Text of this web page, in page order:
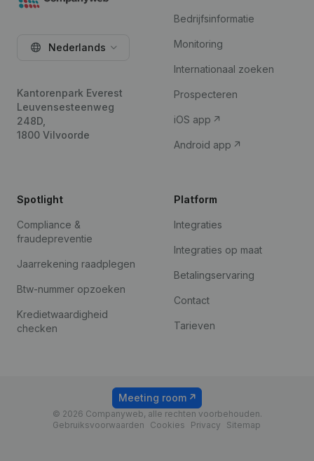
Nederlands
Kantorenpark Everest
Leuvensesteenweg
248D,
1800 Vilvoorde
Bedrijfsinformatie
Monitoring
Internationaal zoeken
Prospecteren
iOS app
Android app
Spotlight
Compliance &
fraudepreventie
Jaarrekening raadplegen
Btw-nummer opzoeken
Kredietwaardigheid
checken
Platform
Integraties
Integraties op maat
Betalingservaring
Contact
Tarieven
© 2026 Companyweb, alle rechten voorbehouden.
Gebruiksvoorwaarden
Cookies Privacy Sitemap
Meeting room